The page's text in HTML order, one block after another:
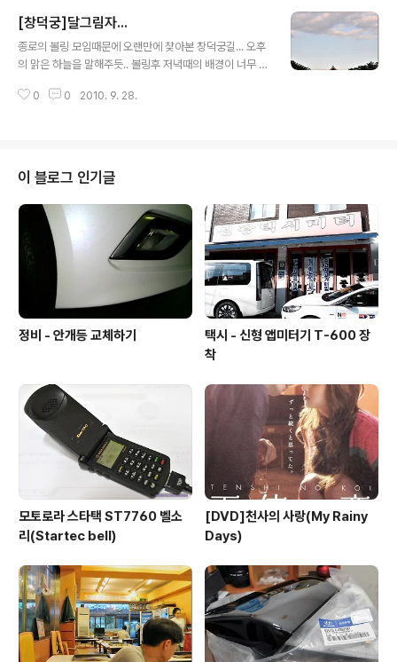
어 보았습니다. Nikon D300 & Sigma 24-70 F2.8 E
X DG 2010-10-01
[창덕궁]달그림자...
종로의 볼링 모임때문에 오랜만에 찾아본 창덕궁길... 오후
의 맑은 하늘을 말해주듯.. 볼링후 저녁때의 배경이 너무 이
니 어휴... 이넘의 떨림이란... 가을의 절정때 은행잎들이 떨
& Sigma 24-70 F2.8 EX DG 2010-09-24
0 0 2010. 9. 28.
이 블로그 인기글
정비 - 안개등 교체하기
택시 - 신형 앱미터기 T-600 장
착
모토로라 스타택 ST7760 벨소
리(Startec bell)
[DVD]천사의 사랑(My Rainy
Days)